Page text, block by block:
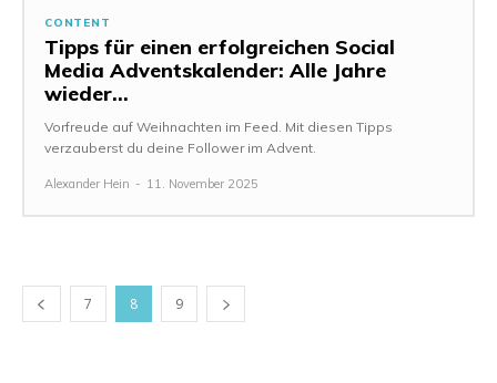
CONTENT
Tipps für einen erfolgreichen Social
Media Adventskalender: Alle Jahre
wieder…
Vorfreude auf Weihnachten im Feed. Mit diesen Tipps
verzauberst du deine Follower im Advent.
Alexander Hein - 11. November 2025
7 8 9